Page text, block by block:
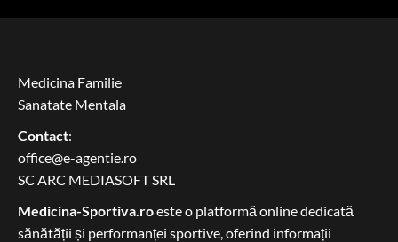
Medicina Familie
Sanatate Mentala
Contact:
office@e-agentie.ro
SC ARC MEDIASOFT SRL
Medicina-Sportiva.roeste o platformă online dedicată
sănătății și performanței sportive, oferind informații